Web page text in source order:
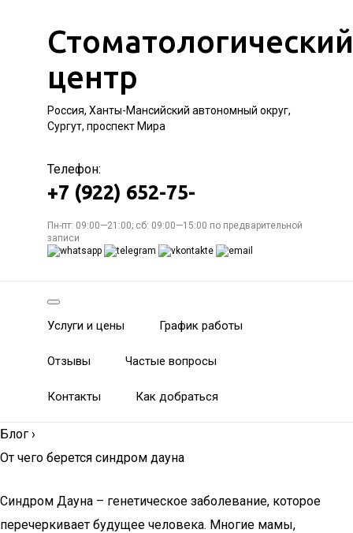
Стоматологический
центр
Россия, Ханты-Мансийский автономный округ,
Сургут, проспект Мира
Телефон:
+7 (922) 652-75-
Пн-пт: 09:00—21:00; сб: 09:00—15:00 по предварительной
записи
Услуги и цены График работы
Отзывы Частые вопросы
Контакты Как добраться
Блог ›
От чего берется синдром дауна
Синдром Дауна – генетическое заболевание, которое
перечеркивает будущее человека. Многие мамы,